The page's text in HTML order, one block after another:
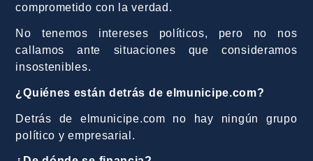
comprometido con la verdad.
No tenemos intereses políticos, pero no nos
callamos ante situaciones que consideramos
insostenibles.
¿Quiénes están detrás de elmunicipe.com?
Detrás de elmunicipe.com no hay ningún grupo
político y empresarial.